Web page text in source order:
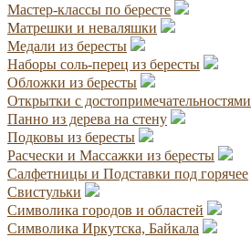
Мастер-классы по бересте
Матрешки и неваляшки
Медали из бересты
Наборы соль-перец из бересты
Обложки из бересты
Открытки с достопримечательностями
Панно из дерева на стену
Подковы из бересты
Расчески и Массажки из бересты
Салфетницы и Подставки под горячее
Свистульки
Символика городов и областей
Символика Иркутска, Байкала